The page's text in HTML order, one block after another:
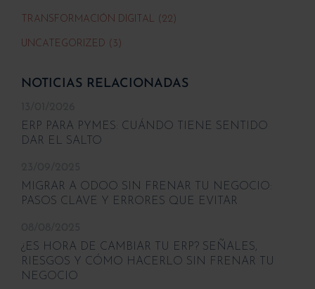
TRANSFORMACIÓN DIGITAL (22)
UNCATEGORIZED (3)
NOTICIAS RELACIONADAS
ERP PARA PYMES: CUÁNDO TIENE SENTIDO
DAR EL SALTO
MIGRAR A ODOO SIN FRENAR TU NEGOCIO:
PASOS CLAVE Y ERRORES QUE EVITAR
¿ES HORA DE CAMBIAR TU ERP? SEÑALES,
RIESGOS Y CÓMO HACERLO SIN FRENAR TU
NEGOCIO